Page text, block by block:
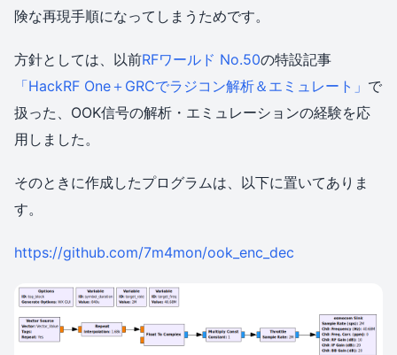
険な再現手順になってしまうためです。
方針としては、以前RFワールド No.50の特設記事
「HackRF One＋GRCでラジコン解析＆エミュレート」 で
扱った、OOK信号の解析・エミュレーションの経験を応
用しました。
そのときに作成したプログラムは、以下に置いてありま
す。
https://github.com/7m4mon/ook_enc_dec